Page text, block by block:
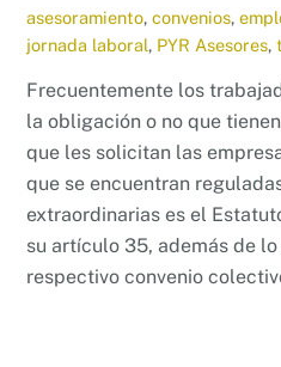
asesoramiento,convenios,
jornada laboral, PYR Asesores,
Frecuentemente los
la obligación o no que
que les solicitan las
que se encuentran
extraordinarias es el
su artículo 35, además de
respectivo convenio